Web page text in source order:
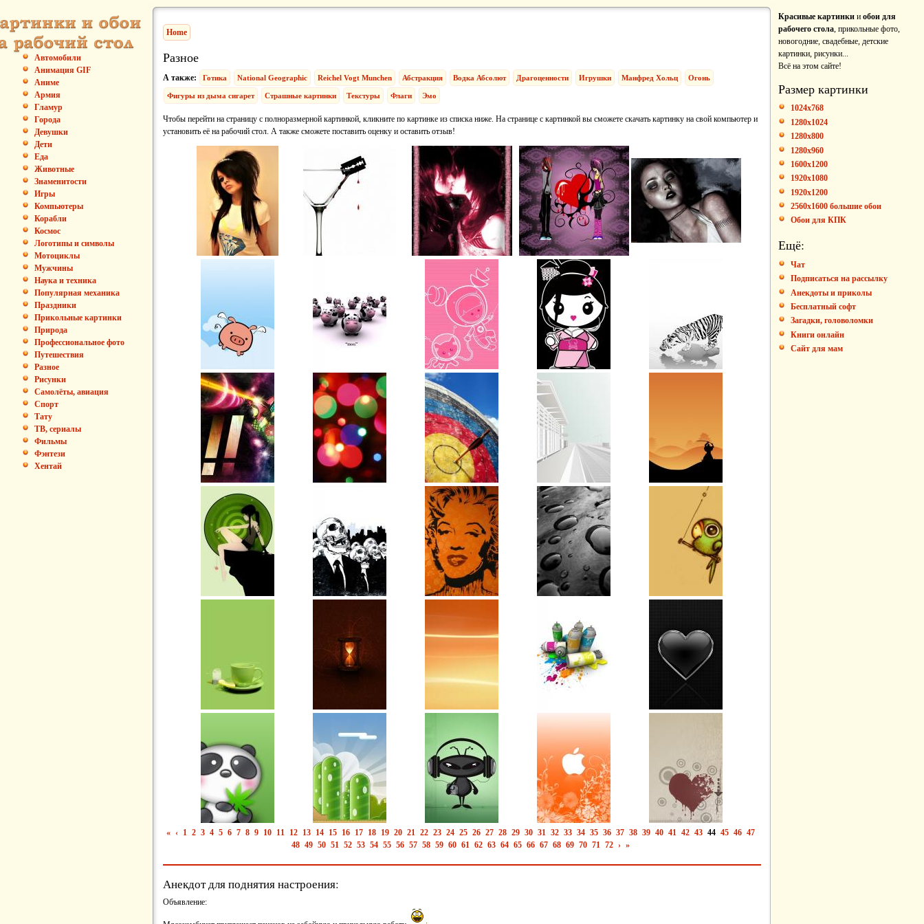
Автомобили
Анимация GIF
Аниме
Армия
Гламур
Города
Девушки
Дети
Еда
Животные
Знаменитости
Игры
Компьютеры
Корабли
Космос
Логотипы и символы
Мотоциклы
Мужчины
Наука и техника
Популярная механика
Праздники
Прикольные картинки
Природа
Профессиональное фото
Путешествия
Разное
Рисунки
Самолёты, авиация
Спорт
Тату
ТВ, сериалы
Фильмы
Фэнтези
Хентай
Home
Разное
А также: Готика National Geographic Reichel Vogt Munchen Абстракция Водка Абсолют Драгоценности Игрушки Манфред Хольц Огонь
Фигуры из дыма сигарет Страшные картинки Текстуры Флаги Эмо
Чтобы перейти на страницу с полноразмерной картинкой, кликните по картинке из списка ниже. На странице с картинкой вы сможете скачать картинку на свой компьютер и
установить её на рабочий стол. А также сможете поставить оценку и оставить отзыв!
« ‹ 1 2 3 4 5 6 7 8 9 10 11 12 13 14 15 16 17 18 19 20 21 22 23 24 25 26 27 28 29 30 31 32 33 34 35 36 37 38 39 40 41 42 43 44 45 46 47
48 49 50 51 52 53 54 55 56 57 58 59 60 61 62 63 64 65 66 67 68 69 70 71 72 › »
Анекдот для поднятия настроения:
Объявление:
Красивые картинки и обои для
рабочего стола, прикольные фото,
новогодние, свадебные, детские
картинки, рисунки...
Всё на этом сайте!
Размер картинки
1024x768
1280x1024
1280x800
1280x960
1600x1200
1920x1080
1920x1200
2560x1600 большие обои
Обои для КПК
Ещё:
Чат
Подписаться на рассылку
Анекдоты и приколы
Бесплатный софт
Загадки, головоломки
Книги онлайн
Сайт для мам